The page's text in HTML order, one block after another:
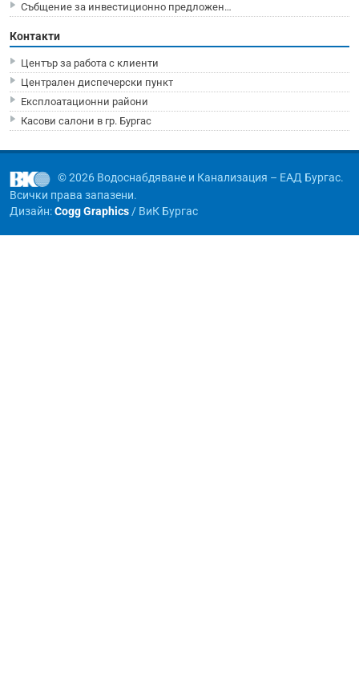
Събщение за инвестиционно предложен…
Контакти
Център за работа с клиенти
Централен диспечерски пункт
Експлоатационни райони
Касови салони в гр. Бургас
© 2026 Водоснабдяване и Канализация – ЕАД Бургас.
Всички права запазени.
Дизайн:Cogg Graphics / ВиК Бургас